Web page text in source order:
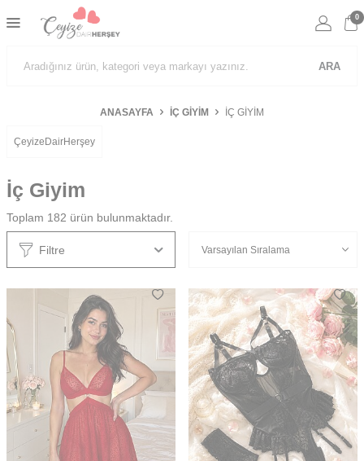
ARA
0
ANASAYFA İÇ GIYIM İÇ GIYIM
ÇeyizeDairHerşey
İç Giyim
Toplam 182 ürün bulunmaktadır.
Filtre